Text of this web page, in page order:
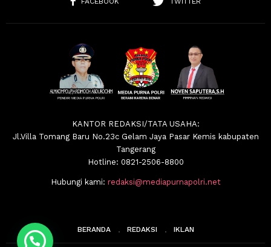
KANTOR REDAKSI/TATA USAHA:
Jl.Villa Tomang Baru No.23c Gelam Jaya Pasar Kemis kabupaten
Tangerang
Hotline: 0821-2506-8800
Hubungi kami: redaksi@mediapurnapolri.net
BERANDA REDAKSI IKLAN